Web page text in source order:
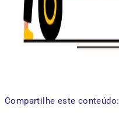
Compartilhe este conteúdo: